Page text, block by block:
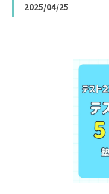
2025/04/25